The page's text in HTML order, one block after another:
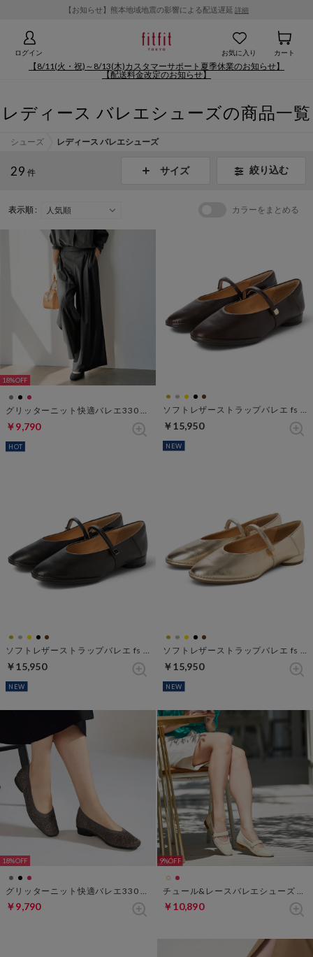
【お知らせ】熊本地域地震の影響による配送遅延 詳細
ログイン お気に入り カート
【8/11(火・祝)～8/13(木)カスタマーサポート夏季休業のお知らせ】
【配送料金改定のお知らせ】
レディース バレエシューズの商品一覧
シューズ レディース バレエシューズ
29 件 サイズ 絞り込む
表示順 : カラーをまとめる
18%
グリッターニット快適バレエ330 （ブラック）
￥9,790
HOT
ソフトレザーストラップバレエ fs 270 （ダークブラウン）
￥15,950
NEW
￥15,950
NEW
￥15,950
NEW
18%
￥9,790
9%
￥10,890